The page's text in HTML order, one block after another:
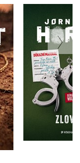
Jorn Lier
Do
319 Kč